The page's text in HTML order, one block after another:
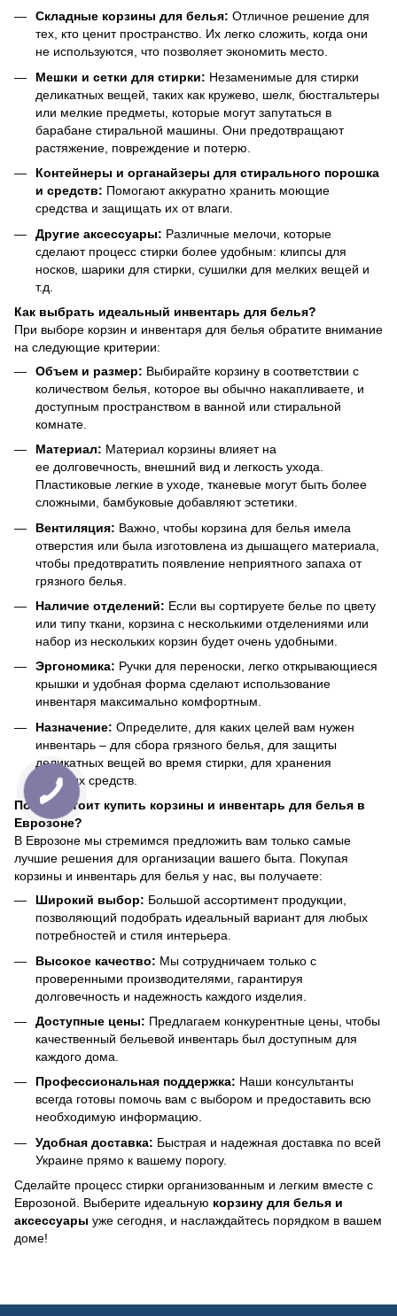
Складные корзины для белья: Отличное решение для
тех, кто ценит пространство. Их легко сложить, когда они
не используются, что позволяет экономить место.
Мешки и сетки для стирки: Незаменимые для стирки
деликатных вещей, таких как кружево, шелк, бюстгальтеры
или мелкие предметы, которые могут запутаться в
барабане стиральной машины. Они предотвращают
растяжение, повреждение и потерю.
Контейнеры и органайзеры для стирального порошка
и средств: Помогают аккуратно хранить моющие
средства и защищать их от влаги.
Другие аксессуары: Различные мелочи, которые
сделают процесс стирки более удобным: клипсы для
носков, шарики для стирки, сушилки для мелких вещей и
т.д.
Как выбрать идеальный инвентарь для белья?
При выборе корзин и инвентаря для белья обратите внимание
на следующие критерии:
Объем и размер: Выбирайте корзину в соответствии с
количеством белья, которое вы обычно накапливаете, и
доступным пространством в ванной или стиральной
комнате.
Материал: Материал корзины влияет на
ее долговечность, внешний вид и легкость ухода.
Пластиковые легкие в уходе, тканевые могут быть более
сложными, бамбуковые добавляют эстетики.
Вентиляция: Важно, чтобы корзина для белья имела
отверстия или была изготовлена ​​из дышащего материала,
чтобы предотвратить появление неприятного запаха от
грязного белья.
Наличие отделений: Если вы сортируете белье по цвету
или типу ткани, корзина с несколькими отделениями или
набор из нескольких корзин будет очень удобными.
Эргономика: Ручки для переноски, легко открывающиеся
крышки и удобная форма сделают использование
инвентаря максимально комфортным.
Назначение: Определите, для каких целей вам нужен
инвентарь – для сбора грязного белья, для защиты
деликатных вещей во время стирки, для хранения
моющих средств.
Почему стоит купить корзины и инвентарь для белья в
Еврозоне?
В Еврозоне мы стремимся предложить вам только самые
лучшие решения для организации вашего быта. Покупая
корзины и инвентарь для белья у нас, вы получаете:
Широкий выбор: Большой ассортимент продукции,
позволяющий подобрать идеальный вариант для любых
потребностей и стиля интерьера.
Высокое качество: Мы сотрудничаем только с
проверенными производителями, гарантируя
долговечность и надежность каждого изделия.
Доступные цены: Предлагаем конкурентные цены, чтобы
качественный бельевой инвентарь был доступным для
каждого дома.
Профессиональная поддержка: Наши консультанты
всегда готовы помочь вам с выбором и предоставить всю
необходимую информацию.
Удобная доставка: Быстрая и надежная доставка по всей
Украине прямо к вашему порогу.
Сделайте процесс стирки организованным и легким вместе с
Еврозоной. Выберите идеальную корзину для белья и
аксессуары уже сегодня, и наслаждайтесь порядком в вашем
доме!